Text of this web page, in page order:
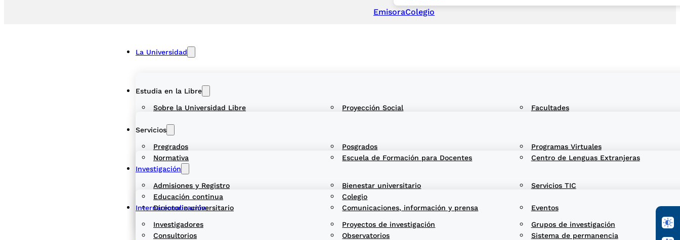
EmisoraColegio
La Universidad
Sobre la Universidad Libre Proyección Social Facultades
Normativa Escuela de Formación para Docentes Centro de Lenguas Extranjeras
Directorio universitario Comunicaciones, información y prensa Eventos
Estudia en la Libre
Pregrados Posgrados Programas Virtuales
Educación continua Colegio
Servicios
Admisiones y Registro Bienestar universitario Servicios TIC
Consultorios Observatorios Sistema de permanencia
Investigación
Investigadores Proyectos de investigación Grupos de investigación
Internacionalización